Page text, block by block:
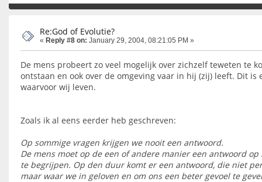
Re:God of Evolutie?
« Reply #8 on: January 29, 2004, 08:21:05 PM »
De mens probeert zo veel mogelijk over zichzelf teweten te
ontstaan en ook over de omgeving vaar in hij (zij) leeft. Dit is
waarvoor wij leven.
Zoals ik al eens eerder heb geschreven:
Op sommige vragen krijgen we nooit een antwoord.
De mens moet op de een of andere manier een antwoord
te begrijpen. Op den duur komt er een antwoord, die niet
maar waar we in geloven en om ons een beter gevoel te